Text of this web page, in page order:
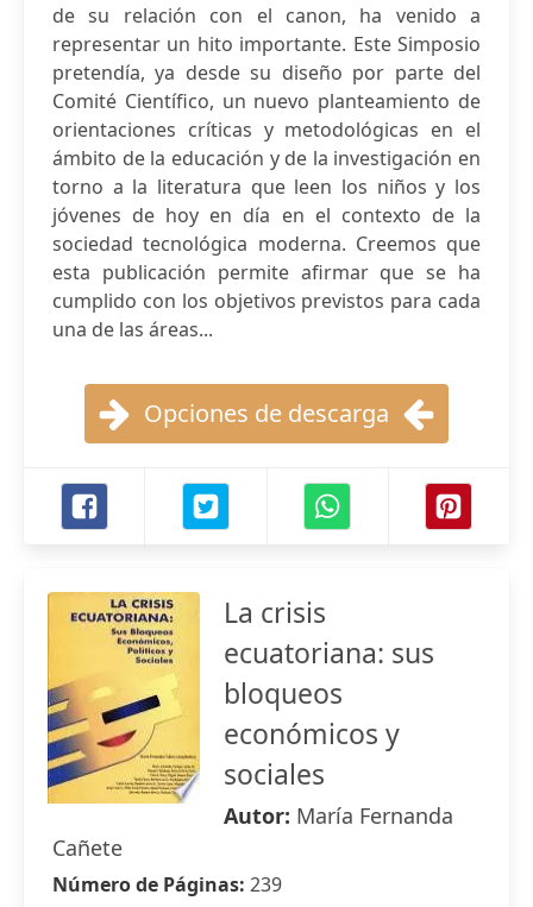
de su relación con el canon, ha venido a
representar un hito importante. Este Simposio
pretendía, ya desde su diseño por parte del
Comité Científico, un nuevo planteamiento de
orientaciones críticas y metodológicas en el
ámbito de la educación y de la investigación en
torno a la literatura que leen los niños y los
jóvenes de hoy en día en el contexto de la
sociedad tecnológica moderna. Creemos que
esta publicación permite afirmar que se ha
cumplido con los objetivos previstos para cada
una de las áreas...
Opciones de descarga
La crisis
ecuatoriana: sus
bloqueos
económicos y
sociales
Autor: María Fernanda
Cañete
Número de Páginas: 239